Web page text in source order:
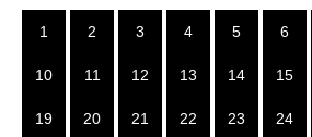
1 2 3 4 5 6
10 11 12 13 14 15
19 20 21 22 23 24